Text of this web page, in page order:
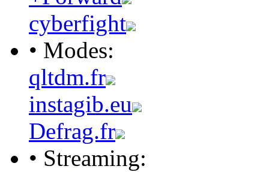
cyberfight
• Modes:
qltdm.fr
instagib.eu
Defrag.fr
• Streaming: